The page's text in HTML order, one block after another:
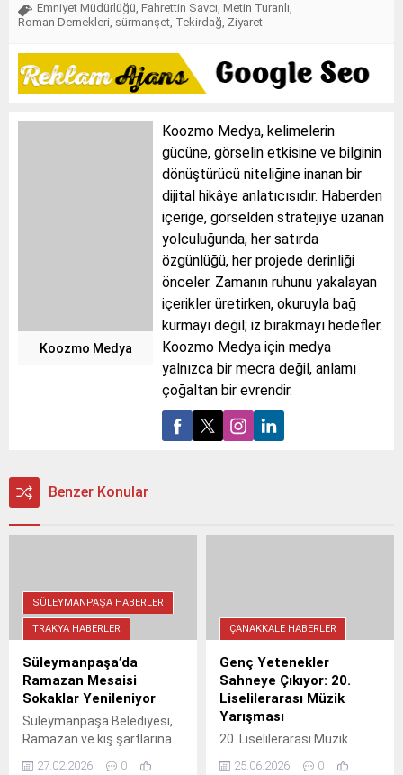
Emniyet Müdürlüğü, Fahrettin Savcı, Metin Turanlı,
Roman Dernekleri, sürmanşet, Tekirdağ, Ziyaret
Koozmo Medya
Koozmo Medya, kelimelerin
gücüne, görselin etkisine ve bilginin
dönüştürücü niteliğine inanan bir
dijital hikâye anlatıcısıdır. Haberden
içeriğe, görselden stratejiye uzanan
yolculuğunda, her satırda
özgünlüğü, her projede derinliği
önceler. Zamanın ruhunu yakalayan
içerikler üretirken, okuruyla bağ
kurmayı değil; iz bırakmayı hedefler.
Koozmo Medya için medya
yalnızca bir mecra değil, anlamı
çoğaltan bir evrendir.
Benzer Konular
SÜLEYMANPAŞA HABERLER
TRAKYA HABERLER
Süleymanpaşa’da
Ramazan Mesaisi
Sokaklar Yenileniyor
Süleymanpaşa Belediyesi,
Ramazan ve kış şartlarına
rağmen Çiftlikönü Mahallesi
27.02.2026 0
ÇANAKKALE HABERLER
Genç Yetenekler
Sahneye Çıkıyor: 20.
Liselilerarası Müzik
Yarışması
20. Liselilerarası Müzik
Yarışması, 27 Haziran'da
25.06.2026 0